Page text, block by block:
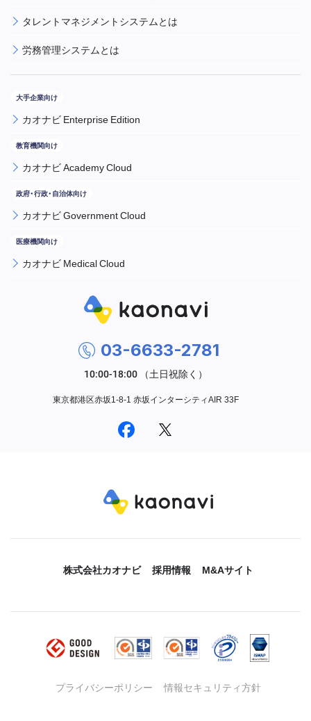
タレントマネジメントシステムとは
労務管理システムとは
カオナビ Enterprise Edition
カオナビ Academy Cloud
カオナビ Government Cloud
カオナビ Medical Cloud
03-6633-2781
東京都港区赤坂1-8-1 赤坂インターシティAIR 33F
株式会社カオナビ 採用情報 M&Aサイト
プライバシーポリシー 情報セキュリティ方針